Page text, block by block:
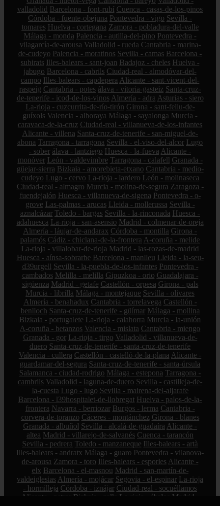
valladolid Barcelona - font-rubí Cuenca - casas-de-los-pinos
Córdoba - fuente-obejuna Pontevedra - vigo Sevilla -
tomares Huelva - cortegana Zamora - pobladura-del-valle
Málaga - monda Palencia - autilla-del-pino Pontevedra -
vilagarcía-de-arousa Valladolid - rueda Cantabria - marina-
de-cudeyo Palencia - moratinos Sevilla - camas Barcelona -
subirats Illes-balears - sant-joan Badajoz - cheles Huelva -
jabugo Barcelona - cabrils Ciudad-real - almodóvar-del-
campo Illes-balears - capdepera Alicante - sant-vicent-del-
raspeig Cantabria - potes álava - vitoria-gasteiz Santa-cruz-
de-tenerife - icod-de-los-vinos Almería - adra Asturias - siero
La-rioja - cuzcurrita-de-río-tirón Girona - sant-feliu-de-
guíxols Valencia - alboraya Málaga - sayalonga Murcia -
caravaca-de-la-cruz Ciudad-real - villanueva-de-los-infantes
Alicante - villena Santa-cruz-de-tenerife - san-miguel-de-
abona Tarragona - tarragona Sevilla - el-viso-del-alcor Lugo
- sober álava - lantziego Huesca - la-fueva Alicante -
monòver León - valdevimbre Tarragona - calafell Granada -
güejar-sierra Bizkaia - amorebieta-etxano Cantabria - medio-
cudeyo Lugo - cervo La-rioja - lardero León - molinaseca
Ciudad-real - almagro Murcia - molina-de-segura Zaragoza -
fuendejalón Huesca - villanueva-de-sigena Pontevedra - o-
grove Las-palmas - arucas Lleida - mollerussa Sevilla -
aznalcázar Toledo - bargas Sevilla - la-rinconada Huesca -
adahuesca La-rioja - san-asensio Madrid - colmenar-de-oreja
Almería - láujar-de-andarax Córdoba - montilla Girona -
palamós Cádiz - chiclana-de-la-frontera A-coruña - melide
La-rioja - villalobar-de-rioja Madrid - las-rozas-de-madrid
Huesca - aínsa-sobrarbe Barcelona - manlleu Lleida - la-seu-
d39urgell Sevilla - la-puebla-de-los-infantes Pontevedra -
cambados Melilla - melilla Gipuzkoa - orio Guadalajara -
sigüenza Madrid - getafe Castellón - orpesa Girona - pals
Murcia - librilla Málaga - montejaque Sevilla - olivares
Almería - benahadux Cantabria - torrelavega Castellón -
benlloch Santa-cruz-de-tenerife - güímar Málaga - mollina
Bizkaia - portugalete La-rioja - calahorra Murcia - la-unión
A-coruña - betanzos Valencia - mislata Cantabria - miengo
Granada - gor La-rioja - tirgo Valladolid - villanueva-de-
duero Santa-cruz-de-tenerife - santa-cruz-de-tenerife
Valencia - cullera Castellón - castelló-de-la-plana Alicante -
guardamar-del-segura Santa-cruz-de-tenerife - santa-úrsula
Salamanca - ciudad-rodrigo Málaga - estepona Tarragona -
cambrils Valladolid - laguna-de-duero Sevilla - castilleja-de-
la-cuesta Lugo - lugo Sevilla - mairena-del-aljarafe
Barcelona - l39hospitalet-de-llobregat Huelva - palos-de-la-
frontera Navarra - berriozar Burgos - lerma Cantabria -
corvera-de-toranzo Cáceres - montánchez Girona - blanes
Granada - albuñol Sevilla - alcalá-de-guadaíra Alicante -
altea Madrid - villarejo-de-salvanés Cuenca - tarancón
Sevilla - pedrera Toledo - manzaneque Illes-balears - artà
Illes-balears - andratx Málaga - guaro Pontevedra - vilanova-
de-arousa Zamora - toro Illes-balears - esporles Alicante -
elx Barcelona - el-masnou Madrid - san-martín-de-
valdeiglesias Almería - mojácar Segovia - el-espinar La-rioja
- hormilleja Córdoba - iznájar Ciudad-real - socuéllamos
Alicante - petrer Bizkaia - zalla La-rioja - ábalos Madrid -